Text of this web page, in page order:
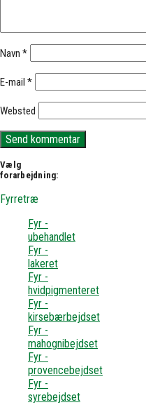
Navn *
E-mail *
Websted
Vælg
forarbejdning:
Fyrretræ
Fyr -
ubehandlet
Fyr -
lakeret
Fyr -
hvidpigmenteret
Fyr -
kirsebærbejdset
Fyr -
mahognibejdset
Fyr -
provencebejdset
Fyr -
syrebejdset